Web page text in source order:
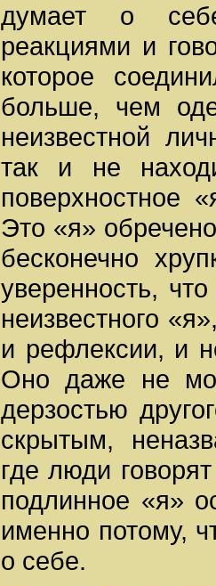
думает о
реакциями и
которое
больше, чем
неизвестной
так и не
поверхностное
Это «я»
бесконечно
уверенность,
неизвестного
и рефлексии, и
Оно даже не
дерзостью
скрытым,
где люди
подлинное «я»
именно потому,
о себе.